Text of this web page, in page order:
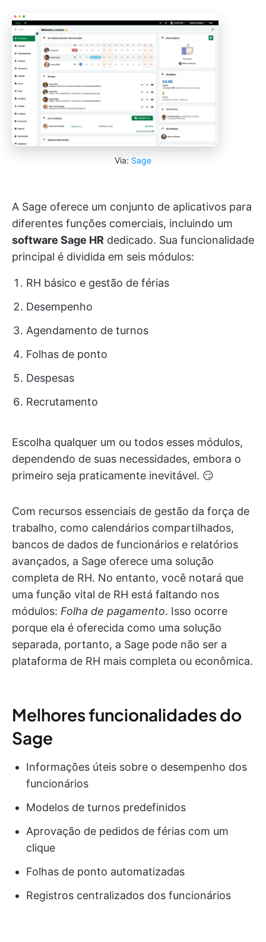
Via: Sage
A Sage oferece um conjunto de aplicativos para
diferentes funções comerciais, incluindo um
software Sage HR dedicado. Sua funcionalidade
principal é dividida em seis módulos:
RH básico e gestão de férias
Desempenho
Agendamento de turnos
Folhas de ponto
Despesas
Recrutamento
Escolha qualquer um ou todos esses módulos,
dependendo de suas necessidades, embora o
primeiro seja praticamente inevitável. 😏
Com recursos essenciais de gestão da força de
trabalho, como calendários compartilhados,
bancos de dados de funcionários e relatórios
avançados, a Sage oferece uma solução
completa de RH. No entanto, você notará que
uma função vital de RH está faltando nos
módulos: Folha de pagamento. Isso ocorre
porque ela é oferecida como uma solução
separada, portanto, a Sage pode não ser a
plataforma de RH mais completa ou econômica.
Melhores funcionalidades do
Sage
Informações úteis sobre o desempenho dos
funcionários
Modelos de turnos predefinidos
Aprovação de pedidos de férias com um
clique
Folhas de ponto automatizadas
Registros centralizados dos funcionários